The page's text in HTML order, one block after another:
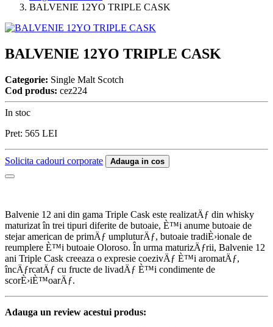
BALVENIE 12YO TRIPLE CASK
BALVENIE 12YO TRIPLE CASK
Categorie: Single Malt Scotch
Cod produs: cez224
In stoc
Pret: 565 LEI
Solicita cadouri corporate Adauga in cos
Balvenie 12 ani din gama Triple Cask este realizatÄƒ din whisky
maturizat în trei tipuri diferite de butoaie, È™i anume butoaie de
stejar american de primÄƒ umpluturÄƒ, butoaie tradiÈ›ionale de
reumplere È™i butoaie Oloroso. În urma maturizÄƒrii, Balvenie 12
ani Triple Cask creeaza o expresie coezivÄƒ È™i aromatÄƒ,
încÄƒrcatÄƒ cu fructe de livadÄƒ È™i condimente de
scorÈ›iÈ™oarÄƒ.
Adauga un review acestui produs: